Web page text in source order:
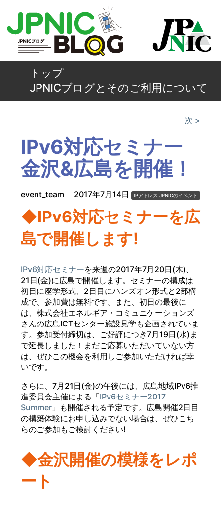
トップ
JPNICブログとそのご利用について
次 >
IPv6対応セミナー
金沢&広島を開催！
event_team 2017年7月14日 IPアドレス JPNICのイベント
◆IPv6対応セミナーを広
島で開催します!
IPv6対応セミナーを来週の2017年7月20日(木)、
21日(金)に広島で開催します。セミナーの構成は
初日に座学形式、2日目にハンズオン形式と2部構
成で、参加費は無料です。また、初日の最後に
は、株式会社エネルギア・コミュニケーションズ
さんの広島ICTセンター施設見学も企画されていま
す。参加受付締切は、ご好評につき7月19日(水)ま
で延長しました！まだご応募いただいていない方
は、ぜひこの機会を利用しご参加いただければ幸
いです。
さらに、7月21日(金)の午後には、広島地域IPv6推
進委員会主催による「IPv6セミナー2017
Summer 」も開催される予定です。広島開催2日目
の構築体験にお申し込みでない場合は、ぜひこち
らのご参加もご検討ください!
◆金沢開催の模様をレポ
ート